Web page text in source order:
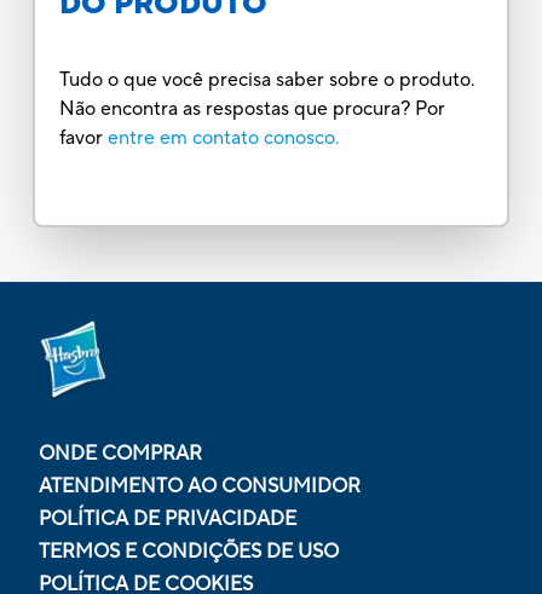
Tudo o que você precisa saber sobre o produto.
Não encontra as respostas que procura? Por
favor entre em contato conosco.
ONDE COMPRAR
ATENDIMENTO AO CONSUMIDOR
POLÍTICA DE PRIVACIDADE
TERMOS E CONDIÇÕES DE USO
POLÍTICA DE COOKIES